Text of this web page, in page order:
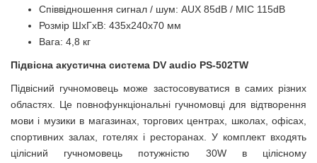
Співвідношення сигнал / шум: AUX 85dB / MIC 115dB
Розмір ШхГхВ: 435х240х70 мм
Вага: 4,8 кг
Підвісна акустична система DV audio PS-502TW
Підвісний гучномовець може застосовуватися в самих різних
областях. Це повнофункціональні гучномовці для відтворення
мови і музики в магазинах, торгових центрах, школах, офісах,
спортивних залах, готелях і ресторанах. У комплект входять
цілісний гучномовець потужністю 30W в цілісному